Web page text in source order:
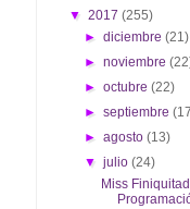
▼ 2017 (255)
►diciembre(21)
►noviembre
►octubre(22)
►septiembre
►agosto(13)
▼julio(24)
Miss